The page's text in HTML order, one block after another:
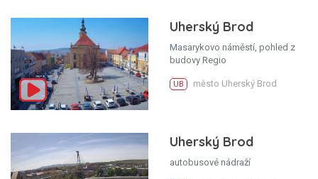
Uherský Brod
Masarykovo náměstí, pohled z
budovy Regio
UB město Uherský Brod
Uherský Brod
autobusové nádraží